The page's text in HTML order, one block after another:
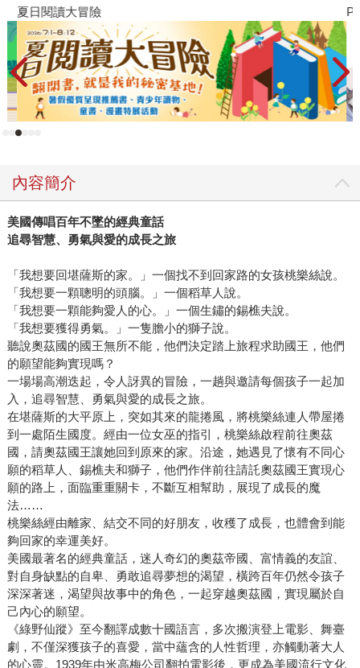
夏日閱讀大冒險
內容簡介
美國傳唱百年不墜的經典童話
追尋智慧、勇氣與愛的成長之旅
「我想要回堪薩斯的家。」一個找不到回家路的女孩桃樂絲說。
「我想要一顆聰明的頭腦。」一個稻草人說。
「我想要一顆能夠愛人的心。」一個生鏽的錫樵夫說。
「我想要獲得勇氣。」一隻膽小的獅子說。
聽說奧茲國的國王無所不能，他們決定踏上旅程求助國王，他們
的願望能夠實現嗎？
一場場高潮迭起，令人訝異的冒險，一趟與邀請每個孩子一起加
入，追尋智慧、勇氣與愛的成長之旅。
在堪薩斯的大平原上，突如其來的龍捲風，將桃樂絲連人帶屋捲
到一處陌生國度。經由一位女巫的指引，桃樂絲啟程前往奧茲
國，請奧茲國王讓她回到原來的家。沿途，她遇見了懷有不同心
願的稻草人、錫樵夫和獅子，他們作伴前往請託奧茲國王實現心
願的路上，面臨重重關卡，不斷互相幫助，展現了成長的魔
法……
桃樂絲經由離家、結交不同的好朋友，收穫了成長，也體會到能
夠回家的幸運美好。
美國最著名的經典童話，迷人奇幻的奧茲帝國、富情義的友誼、
對自身缺點的自卑、勇敢追尋夢想的渴望，橫跨百年仍然令孩子
深深著迷，渴望與故事中的角色，一起穿越奧茲國，實現屬於自
己內心的願望。
《綠野仙蹤》至今翻譯成數十國語言，多次搬演登上電影、舞臺
劇，不僅深獲孩子的喜愛，當中蘊含的人性哲理，亦觸動著大人
的心靈。1939年由米高梅公司翻拍電影後，更成為美國流行文化